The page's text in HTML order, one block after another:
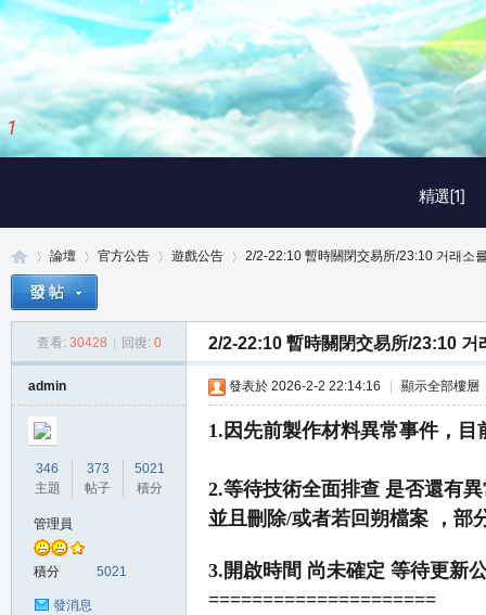
精選[1]
1 / 3
論壇
›
官方公告 遊戲公告
›
2/2-22:10 暫時關閉交易所/23:10 거래소
查看: 30428 回復: 0 2/2-22:10 暫時關閉交易所/23:10 거
admin
346
主題
373
帖子
5021
積分
管理員
積分 5021
發消息
發表於 2026-2-2 22:14:16 顯示全部樓層
1.因先前製作材料異常事件，
2.等待技術全面排查 是否還有
並且刪除/或者若回朔檔案 ，
3.開啟時間 尚未確定 等待更新
=====================